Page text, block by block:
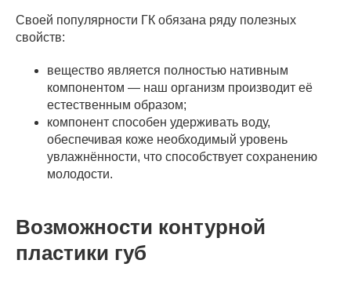
Своей популярности ГК обязана ряду полезных
свойств:
вещество является полностью нативным
компонентом — наш организм производит её
естественным образом;
компонент способен удерживать воду,
обеспечивая коже необходимый уровень
увлажнённости, что способствует сохранению
молодости.
Возможности контурной
пластики губ